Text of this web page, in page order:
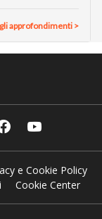
approfondimenti >
e Cookie Policy
Cookie Center